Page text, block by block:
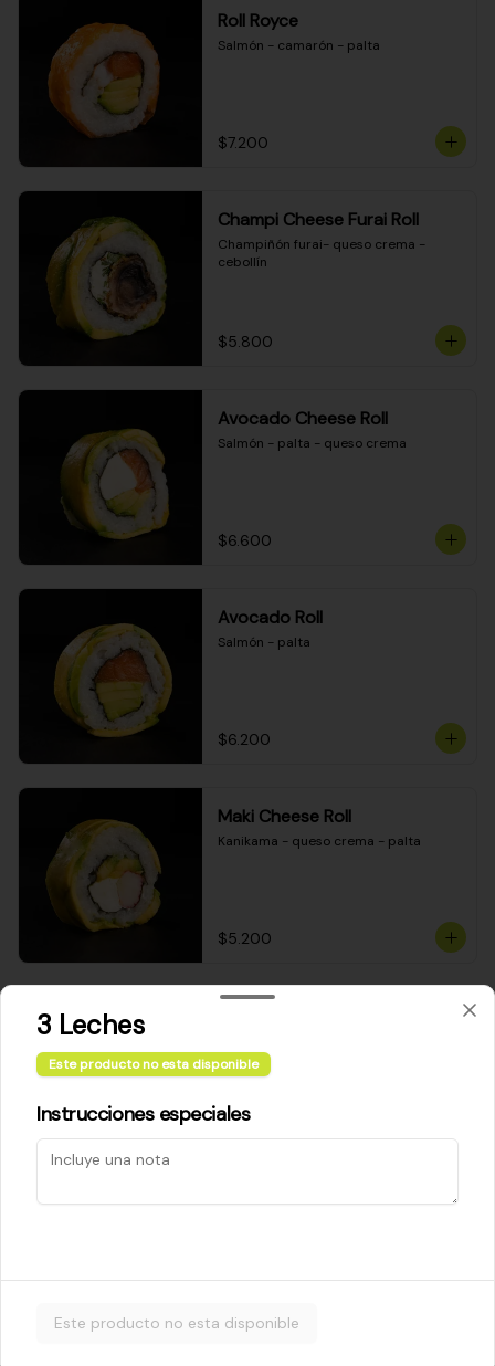
Roll Royce
Salmón - camarón - palta
$7.200
Champi Cheese Furai Roll
Champiñón furai- queso crema -
cebollín
$5.800
Avocado Cheese Roll
Salmón - palta - queso crema
$6.600
Avocado Roll
Salmón - palta
$6.200
Maki Cheese Roll
Kanikama - queso crema - palta
$5.200
$5.200
$5.800
3 Leches
Este producto no esta disponible
Instrucciones especiales
Este producto no esta disponible